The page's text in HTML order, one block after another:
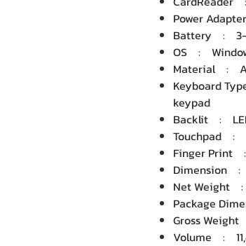
Power
Battery : 3-
OS :
Material :
Keyboard
keypad
Backlit :
Touchpad :
Finger Print
Dimension :
Net Weight :
Package
Gross
Volume :